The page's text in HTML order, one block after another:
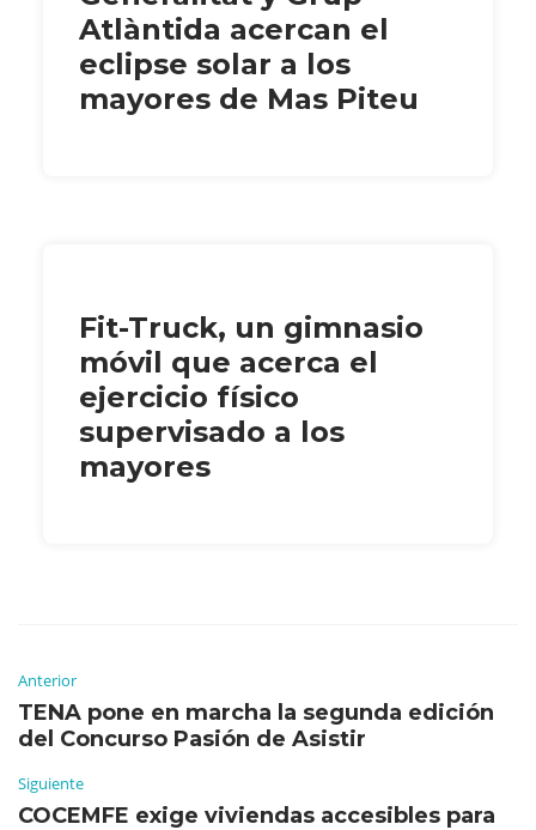
Atlàntida acercan el
eclipse solar a los
mayores de Mas Piteu
Fit-Truck, un gimnasio
móvil que acerca el
ejercicio físico
supervisado a los
mayores
Anterior
TENA pone en marcha la segunda edición
del Concurso Pasión de Asistir
Siguiente
COCEMFE exige viviendas accesibles para